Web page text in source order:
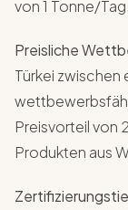
von 1 Tonne/Tag.
Preisliche
Türkei
Preisvorteil von
Produkten aus